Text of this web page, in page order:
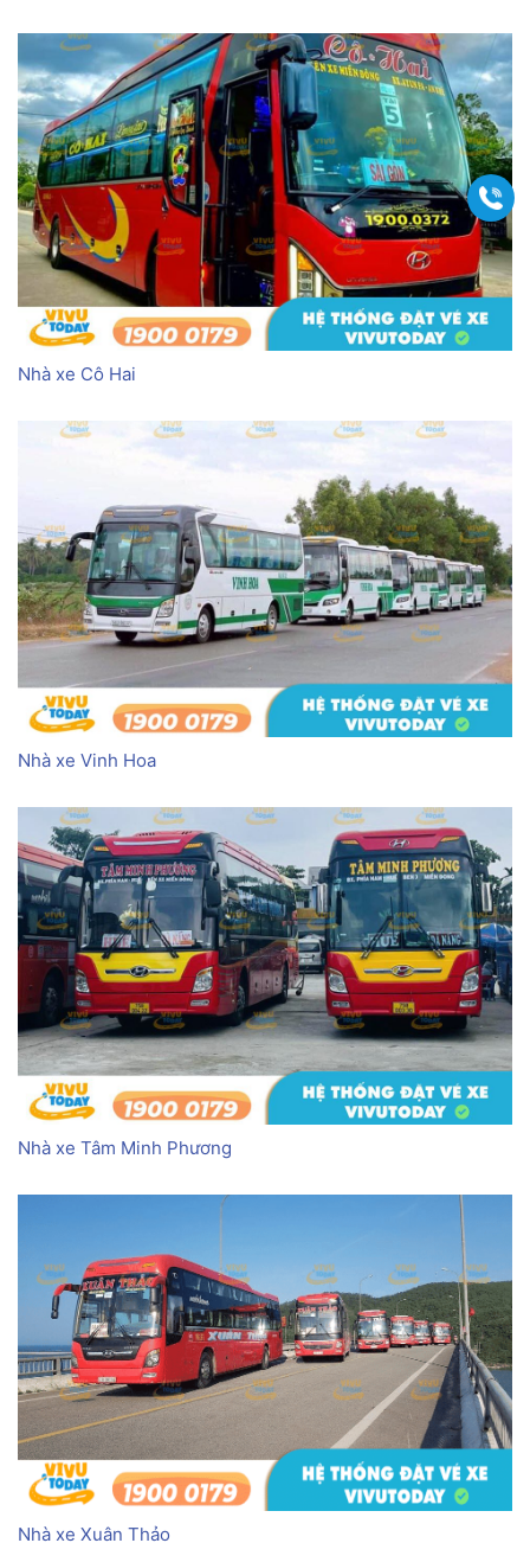
Nhà xe Cô Hai
Nhà xe Vinh Hoa
Nhà xe Tâm Minh Phương
Nhà xe Xuân Thảo